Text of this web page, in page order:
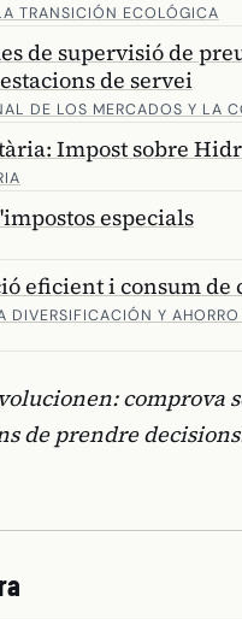
TRANSICIÓN ECOLÓGICA
de supervisió de
de servei
DE LOS MERCADOS Y LA
Impost sobre
especials
eficient i consum de
DIVERSIFICACIÓN Y
comprova
de prendre